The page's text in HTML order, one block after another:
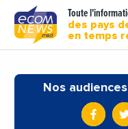
Toute
des pays
en temps
Nos